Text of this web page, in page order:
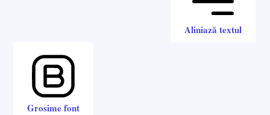
Aliniază textul
Grosime font